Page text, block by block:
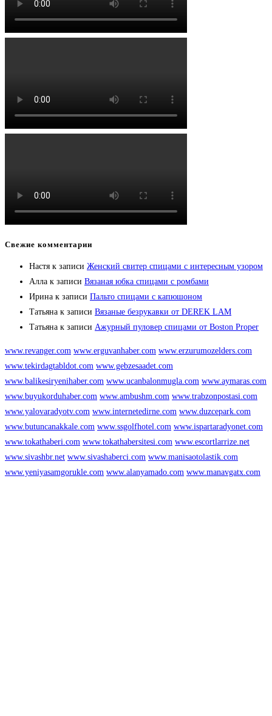
Свежие комментарии
Настя к записи Женский свитер спицами с интересным узором
Алла к записи Вязаная юбка спицами с ромбами
Ирина к записи Пальто спицами с капюшоном
Татьяна к записи Вязаные безрукавки от DEREK LAM
Татьяна к записи Ажурный пуловер спицами от Boston Proper
www.revanger.com www.erguvanhaber.com www.erzurumozelders.com
www.tekirdagtabldot.com www.gebzesaadet.com
www.balikesiryenihaber.com www.ucanbalonmugla.com www.aymaras.com
www.buyukorduhaber.com www.ambushm.com www.trabzonpostasi.com
www.yalovaradyotv.com www.internetedirne.com www.duzcepark.com
www.butuncanakkale.com www.ssgolfhotel.com www.ispartaradyonet.com
www.tokathaberi.com www.tokathabersitesi.com www.escortlarrize.net
www.sivashbr.net www.sivashaberci.com www.manisaotolastik.com
www.yeniyasamgorukle.com www.alanyamado.com www.manavgatx.com